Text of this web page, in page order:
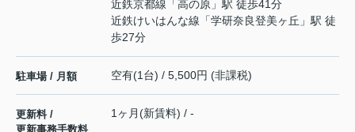
近鉄京都線 「高の原 」駅 徒歩41分
近鉄けいはんな線 「学研奈良登美ヶ丘 」駅 徒
歩27分
駐車場 / 月額 空有(1台) / 5,500円 (非課税)
更新料 /
更新事務手数料
1ヶ月(新賃料) / -